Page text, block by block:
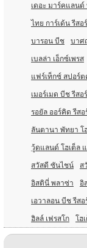
เดอะ มาร์คแลนด์
ไทย การ์เด้น รีสอ
บารอน บีช บาศ
เบลล่า เอ็กซ์เพรส
แฟร์เท็กซ์ สปอร์
เมอร์เมด บีช รีสอร์
รอยัล ออร์คิด รีสอ
ลันตานา พัทยา โ
วู้ดแลนด์ โฮเต็ล
สวัสดี ซันไชน์ ส
อิสตินี่ พลาซ่า อิ
เอวาลอน บีช รีสอ
ฮิลล์ เฟรสโก โฮ